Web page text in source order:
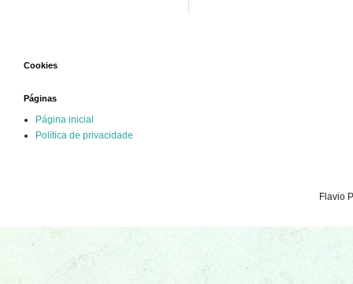
Cookies
Páginas
Página inicial
Política de privacidade
Flavio